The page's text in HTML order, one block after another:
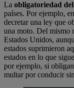
La obligatoriedad del
países. Por ejemplo,
decretar una ley que
una moto. Del mismo
Estados Unidos,
estados suprimieron
estados en lo que
por ejemplo, si
multar por conducir